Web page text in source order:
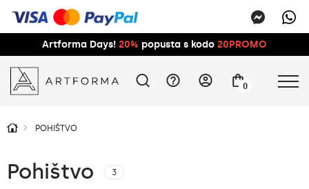
Artforma Days! 20% popusta s kodo 20PROMO
0
POHIŠTVO
Pohištvo 3